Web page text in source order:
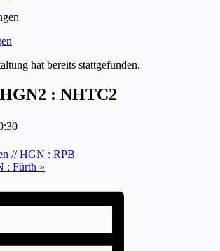
hat bereits stattgefunden.
: NHTC2
// HGN : RPB
: Fürth »